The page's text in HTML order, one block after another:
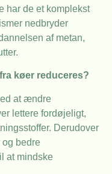
har de et komplekst
nedbryder
af metan,
køer reduceres?
at ændre
lettere fordøjeligt,
Derudover
og bedre
at mindske